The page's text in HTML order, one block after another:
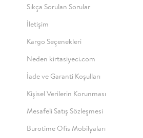
Sıkça Sorulan Sorular
İletişim
Kargo Seçenekleri
Neden kirtasiyeci.com
İade ve Garanti Koşulları
Kişisel Verilerin Korunması
Mesafeli Satış Sözleşmesi
Burotime Ofis Mobilyaları